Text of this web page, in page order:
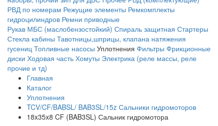
РВД по номерам Режущие элементы Ремкомплекты
гидроцилиндров Ремни приводные
Рукав МБС (маслобензостойкий) Спираль защитная Стартеры
Стекла кабины Тавотницы,шприцы, клапана натяжения
гусениц Топливные насосы Уплотнения Фильтры Фрикционные
диски Ходовая часть Хомуты Электрика (реле массы, реле
прочие и тд)
Главная
Каталог
Уплотнения
TCV/CF/BABSL/ BAB3SL/15z Сальники гидромоторов
18x35x8 CF (BAB3SL) Сальник гидромотора